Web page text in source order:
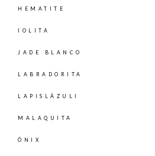
HEMATITE
IOLITA
JADE BLANCO
LABRADORITA
LAPISLÁZULI
MALAQUITA
ÓNIX